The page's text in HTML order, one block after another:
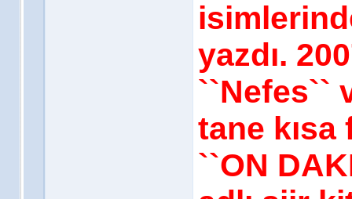
yazdı.
``Nefes``
tane kısa
``ON